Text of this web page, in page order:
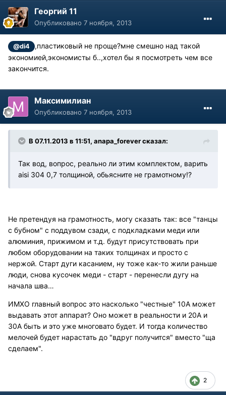
Георгий 11
Опубликовано 7 ноября, 2013
@di4
,пластиковый не проще?мне смешно над такой
экономией,экономисты б..,хотел бы я посмотреть чем все
закончится.
Максимилиан
Опубликовано 7 ноября, 2013
В 07.11.2013 в 11:51, anapa_forever сказал:
Так вод, вопрос, реально ли этим комплектом, варить
aisi 304 0,7 толщиной, обьясните не грамотному!?
Не претендуя на грамотность, могу сказать так: все "танцы
с бубном" с поддувом сзади, с подкладками меди или
алюминия, прижимом и т.д. будут присутствовать при
любом оборудовании на таких толщинах и просто с
нержой. Старт дуги касанием, ну тоже как-то жили раньше
люди, снова кусочек меди - старт - перенесли дугу на
начала шва…
ИМХО главный вопрос это насколько "честные" 10А может
выдавать этот аппарат? Оно может в реальности и 20A и
30A быть и это уже многовато будет. И тогда количество
мелочей будет нарастать до "вдруг получится" вместо "ща
сделаем".
2